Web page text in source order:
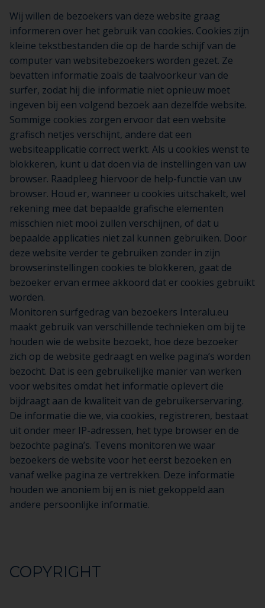
Wij willen de bezoekers van deze website graag
informeren over het gebruik van cookies. Cookies zijn
kleine tekstbestanden die op de harde schijf van de
computer van websitebezoekers worden gezet. Ze
bevatten informatie zoals de taalvoorkeur van de
surfer, zodat hij die informatie niet opnieuw moet
ingeven bij een volgend bezoek aan dezelfde website.
Sommige cookies zorgen ervoor dat een website
grafisch netjes verschijnt, andere dat een
websiteapplicatie correct werkt. Als u cookies wenst te
blokkeren, kunt u dat doen via de instellingen van uw
browser. Raadpleeg hiervoor de help-functie van uw
browser. Houd er, wanneer u cookies uitschakelt, wel
rekening mee dat bepaalde grafische elementen
misschien niet mooi zullen verschijnen, of dat u
bepaalde applicaties niet zal kunnen gebruiken. Door
deze website verder te gebruiken zonder in zijn
browserinstellingen cookies te blokkeren, gaat de
bezoeker ervan ermee akkoord dat er cookies gebruikt
worden.
Monitoren surfgedrag van bezoekers Interalu.eu
maakt gebruik van verschillende technieken om bij te
houden wie de website bezoekt, hoe deze bezoeker
zich op de website gedraagt en welke pagina’s worden
bezocht. Dat is een gebruikelijke manier van werken
voor websites omdat het informatie oplevert die
bijdraagt aan de kwaliteit van de gebruikerservaring.
De informatie die we, via cookies, registreren, bestaat
uit onder meer IP-adressen, het type browser en de
bezochte pagina’s. Tevens monitoren we waar
bezoekers de website voor het eerst bezoeken en
vanaf welke pagina ze vertrekken. Deze informatie
houden we anoniem bij en is niet gekoppeld aan
andere persoonlijke informatie.
COPYRIGHT